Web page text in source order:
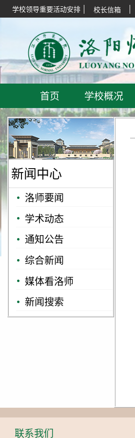
学校领导重要活动安排 校长信箱
首页 学校概况
新闻中心
洛师要闻
学术动态
通知公告
综合新闻
媒体看洛师
新闻搜索
联系我们